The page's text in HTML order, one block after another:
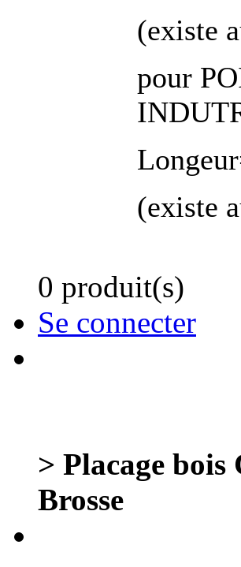
(existe
pour
(existe
0 produit(s)
Se connecter
> Placage
Brosse